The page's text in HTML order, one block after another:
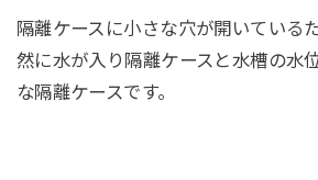
隔離ケースに小さな穴が開いている
然に水が入り隔離ケースと水槽の水
な隔離ケースです。